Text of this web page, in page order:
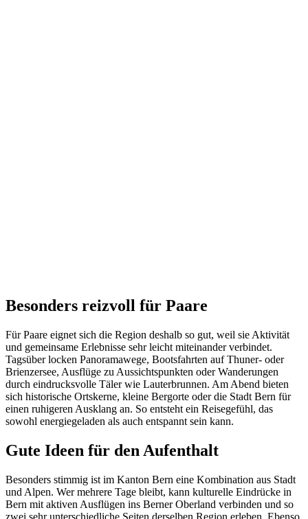
Besonders reizvoll für Paare
Für Paare eignet sich die Region deshalb so gut, weil sie Aktivität
und gemeinsame Erlebnisse sehr leicht miteinander verbindet.
Tagsüber locken Panoramawege, Bootsfahrten auf Thuner- oder
Brienzersee, Ausflüge zu Aussichtspunkten oder Wanderungen
durch eindrucksvolle Täler wie Lauterbrunnen. Am Abend bieten
sich historische Ortskerne, kleine Bergorte oder die Stadt Bern für
einen ruhigeren Ausklang an. So entsteht ein Reisegefühl, das
sowohl energiegeladen als auch entspannt sein kann.
Gute Ideen für den Aufenthalt
Besonders stimmig ist im Kanton Bern eine Kombination aus Stadt
und Alpen. Wer mehrere Tage bleibt, kann kulturelle Eindrücke in
Bern mit aktiven Ausflügen ins Berner Oberland verbinden und so
zwei sehr unterschiedliche Seiten derselben Region erleben. Ebenso